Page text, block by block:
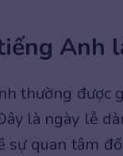
Anh
thường được
là ngày lễ
sự quan tâm